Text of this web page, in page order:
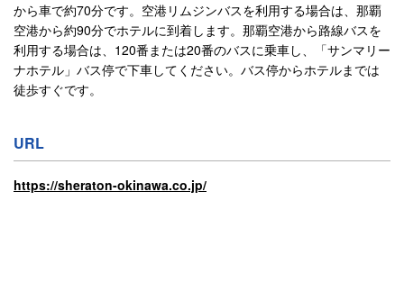
から車で約70分です。空港リムジンバスを利用する場合は、那覇
空港から約90分でホテルに到着します。那覇空港から路線バスを
利用する場合は、120番または20番のバスに乗車し、「サンマリー
ナホテル」バス停で下車してください。バス停からホテルまでは
徒歩すぐです。
URL
https://sheraton-okinawa.co.jp/